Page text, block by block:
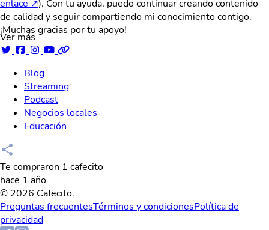
enlace ↗). Con tu ayuda, puedo continuar creando contenido
de calidad y seguir compartiendo mi conocimiento contigo.
¡Muchas gracias por tu apoyo!
Ver más
Blog
Streaming
Podcast
Negocios locales
Educación
Te compraron 1 cafecito
hace 1 año
© 2026 Cafecito.
Preguntas frecuentesTérminos y condicionesPolítica de
privacidad